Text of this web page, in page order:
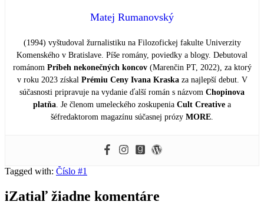
Matej Rumanovský
(1994) vyštudoval žurnalistiku na Filozofickej fakulte Univerzity
Komenského v Bratislave. Píše romány, poviedky a blogy. Debutoval
románom Príbeh nekonečných koncov(Marenčin PT, 2022), za ktorý
v roku 2023 získal Prémiu Ceny Ivana Kraskaza najlepší debut. V
súčasnosti pripravuje na vydanie ďalší román s názvom Chopinova
platňa. Je členom umeleckého zoskupenia Cult Creative a
šéfredaktorom magazínu súčasnej prózy MORE.
Tagged with: Číslo #1
iZatiaľ žiadne komentáre